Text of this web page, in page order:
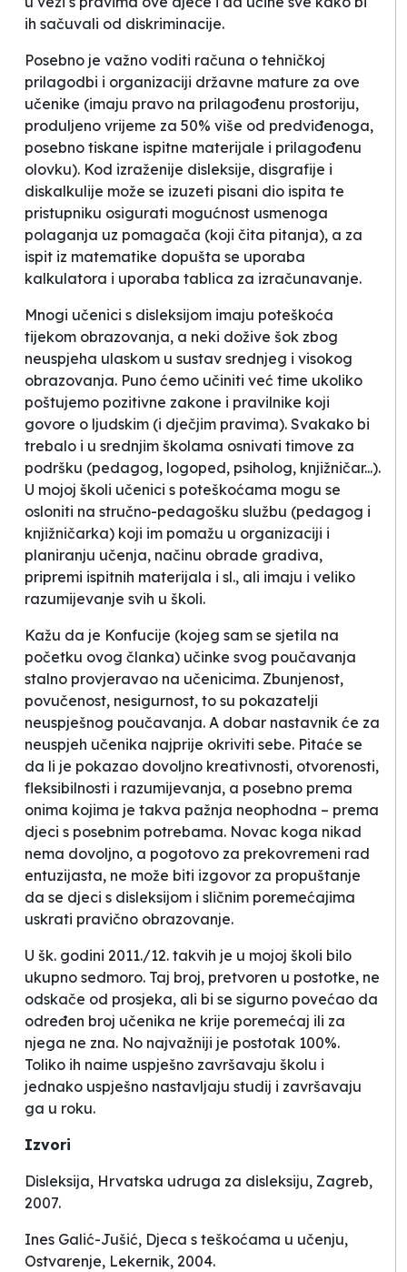
ih sačuvali od diskriminacije.
Posebno je važno voditi računa o tehničkoj
prilagodbi i organizaciji državne mature za ove
učenike (imaju pravo na prilagođenu prostoriju,
produljeno vrijeme za 50% više od predviđenoga,
posebno tiskane ispitne materijale i prilagođenu
olovku). Kod izraženije disleksije, disgrafije i
diskalkulije može se izuzeti pisani dio ispita te
pristupniku osigurati mogućnost usmenoga
polaganja uz pomagača (koji čita pitanja), a za
ispit iz matematike dopušta se uporaba
kalkulatora i uporaba tablica za izračunavanje.
Mnogi učenici s disleksijom imaju poteškoća
tijekom obrazovanja, a neki dožive šok zbog
neuspjeha ulaskom u sustav srednjeg i visokog
obrazovanja. Puno ćemo učiniti već time ukoliko
poštujemo pozitivne zakone i pravilnike koji
govore o ljudskim (i dječjim pravima). Svakako bi
trebalo i u srednjim školama osnivati timove za
podršku (pedagog, logoped, psiholog, knjižničar...).
U mojoj školi učenici s poteškoćama mogu se
osloniti na stručno-pedagošku službu (pedagog i
knjižničarka) koji im pomažu u organizaciji i
planiranju učenja, načinu obrade gradiva,
pripremi ispitnih materijala i sl., ali imaju i veliko
razumijevanje svih u školi.
Kažu da je Konfucije (kojeg sam se sjetila na
početku ovog članka) učinke svog poučavanja
stalno provjeravao na učenicima. Zbunjenost,
povučenost, nesigurnost, to su pokazatelji
neuspješnog poučavanja. A dobar nastavnik će za
neuspjeh učenika najprije okriviti sebe. Pitaće se
da li je pokazao dovoljno kreativnosti, otvorenosti,
fleksibilnosti i razumijevanja, a posebno prema
onima kojima je takva pažnja neophodna – prema
djeci s posebnim potrebama. Novac koga nikad
nema dovoljno, a pogotovo za prekovremeni rad
entuzijasta, ne može biti izgovor za propuštanje
da se djeci s disleksijom i sličnim poremećajima
uskrati pravično obrazovanje.
U šk. godini 2011./12. takvih je u mojoj školi bilo
ukupno sedmoro. Taj broj, pretvoren u postotke, ne
odskače od prosjeka, ali bi se sigurno povećao da
određen broj učenika ne krije poremećaj ili za
njega ne zna. No najvažniji je postotak 100%.
Toliko ih naime uspješno završavaju školu i
jednako uspješno nastavljaju studij i završavaju
ga u roku.
Izvori
Disleksija, Hrvatska udruga za disleksiju, Zagreb,
2007.
Ines Galić-Jušić, Djeca s teškoćama u učenju,
Ostvarenje, Lekernik, 2004.